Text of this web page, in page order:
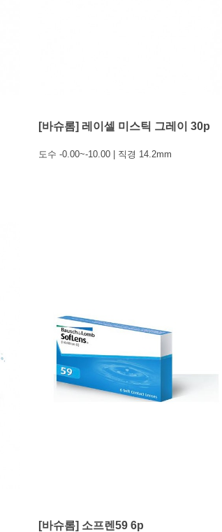
[바슈롬] 레이셀 미스틱 그레이 30p
도수 -0.00~-10.00 | 직경 14.2mm
[바슈롬] 소프렌59 6p